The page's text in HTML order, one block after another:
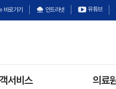
바로가기 인트라넷 유튜브
서비스 의료